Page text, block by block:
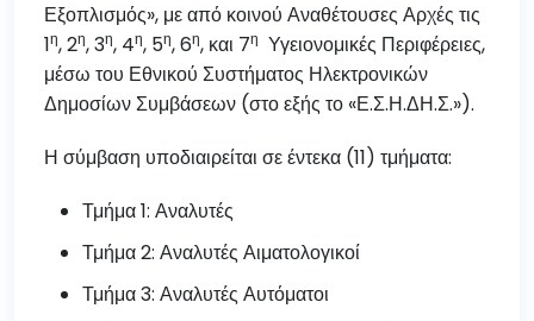
Εξοπλισμός», με από κοινού Αναθέτουσες Αρχές τις
1η, 2η, 3η, 4η, 5η, 6η, και 7η Υγειονομικές Περιφέρειες,
μέσω του Εθνικού Συστήματος Ηλεκτρονικών
Δημοσίων Συμβάσεων (στο εξής το «Ε.Σ.Η.ΔΗ.Σ.»).
Η σύμβαση υποδιαιρείται σε έντεκα (11) τμήματα:
Τμήμα 1: Αναλυτές
Τμήμα 2: Αναλυτές Αιματολογικοί
Τμήμα 3: Αναλυτές Αυτόματοι